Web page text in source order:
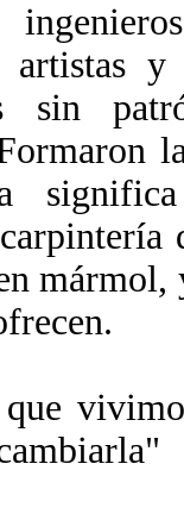
artistas
sin
mármol,